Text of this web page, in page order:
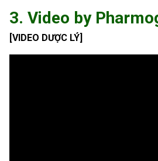
3. Video by
[VIDEO DƯỢC LÝ]